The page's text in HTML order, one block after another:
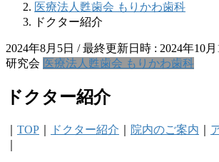
医療法人甦歯会 もりかわ歯科
ドクター紹介
2024年8月5日 / 最終更新日時 : 2024年10月
研究会 医療法人甦歯会 もりかわ歯科
ドクター紹介
TOP ドクター紹介 院内のご案内